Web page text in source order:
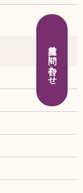
見積り問い合わせ